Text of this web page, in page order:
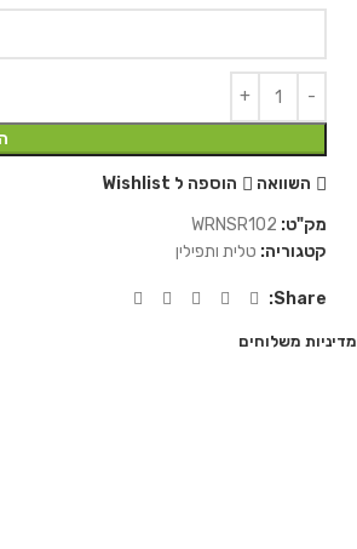
השוואה
הוספה ל Wishlist
מק"ט: WRNSR102
קטגוריה: טלית ותפילין
Share:
מדיניות משלוחים